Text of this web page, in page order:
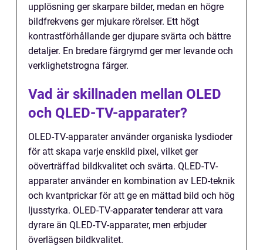
upplösning ger skarpare bilder, medan en högre
bildfrekvens ger mjukare rörelser. Ett högt
kontrastförhållande ger djupare svärta och bättre
detaljer. En bredare färgrymd ger mer levande och
verklighetstrogna färger.
Vad är skillnaden mellan OLED
och QLED-TV-apparater?
OLED-TV-apparater använder organiska lysdioder
för att skapa varje enskild pixel, vilket ger
oöverträffad bildkvalitet och svärta. QLED-TV-
apparater använder en kombination av LED-teknik
och kvantprickar för att ge en mättad bild och hög
ljusstyrka. OLED-TV-apparater tenderar att vara
dyrare än QLED-TV-apparater, men erbjuder
överlägsen bildkvalitet.